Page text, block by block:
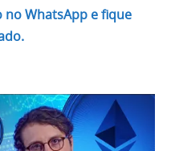
no WhatsApp e fique